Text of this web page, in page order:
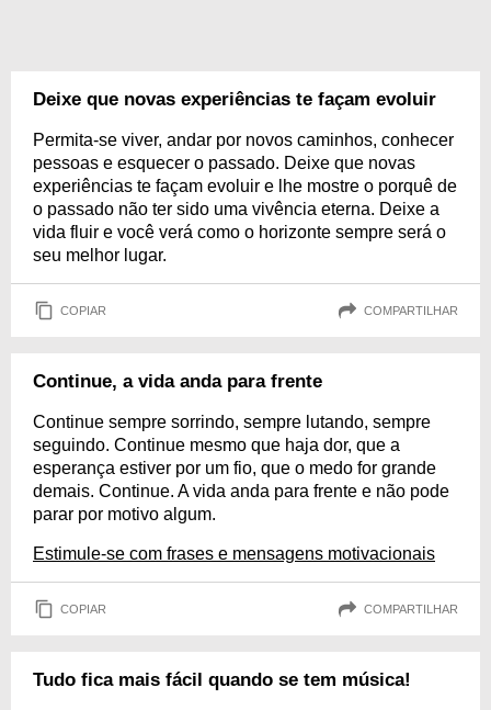
Deixe que novas experiências te façam evoluir
Permita-se viver, andar por novos caminhos, conhecer
pessoas e esquecer o passado. Deixe que novas
experiências te façam evoluir e lhe mostre o porquê de
o passado não ter sido uma vivência eterna. Deixe a
vida fluir e você verá como o horizonte sempre será o
seu melhor lugar.
COPIAR COMPARTILHAR
Continue, a vida anda para frente
Continue sempre sorrindo, sempre lutando, sempre
seguindo. Continue mesmo que haja dor, que a
esperança estiver por um fio, que o medo for grande
demais. Continue. A vida anda para frente e não pode
parar por motivo algum.
Estimule-se com frases e mensagens motivacionais
COPIAR COMPARTILHAR
Tudo fica mais fácil quando se tem música!